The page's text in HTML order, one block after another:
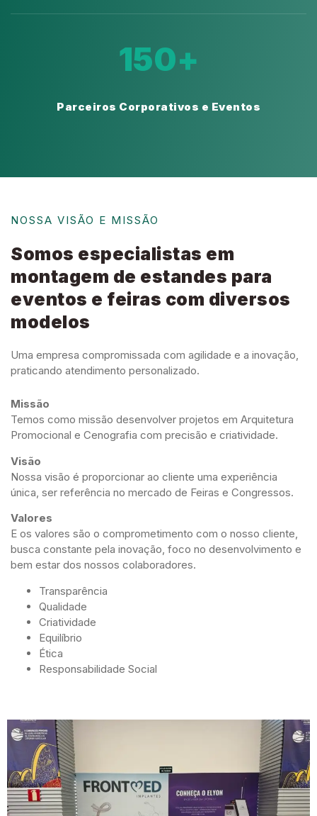
150+
Parceiros Corporativos e Eventos
NOSSA VISÃO E MISSÃO
Somos especialistas em
montagem de estandes para
eventos e feiras com diversos
modelos
Uma empresa compromissada com agilidade e a inovação,
praticando atendimento personalizado.
Missão
Temos como missão desenvolver projetos em Arquitetura
Promocional e Cenografia com precisão e criatividade.
Visão
Nossa visão é proporcionar ao cliente uma experiência
única, ser referência no mercado de Feiras e Congressos.
Valores
E os valores são o comprometimento com o nosso cliente,
busca constante pela inovação, foco no desenvolvimento e
bem estar dos nossos colaboradores.
Transparência
Qualidade
Criatividade
Equilíbrio
Ética
Responsabilidade Social